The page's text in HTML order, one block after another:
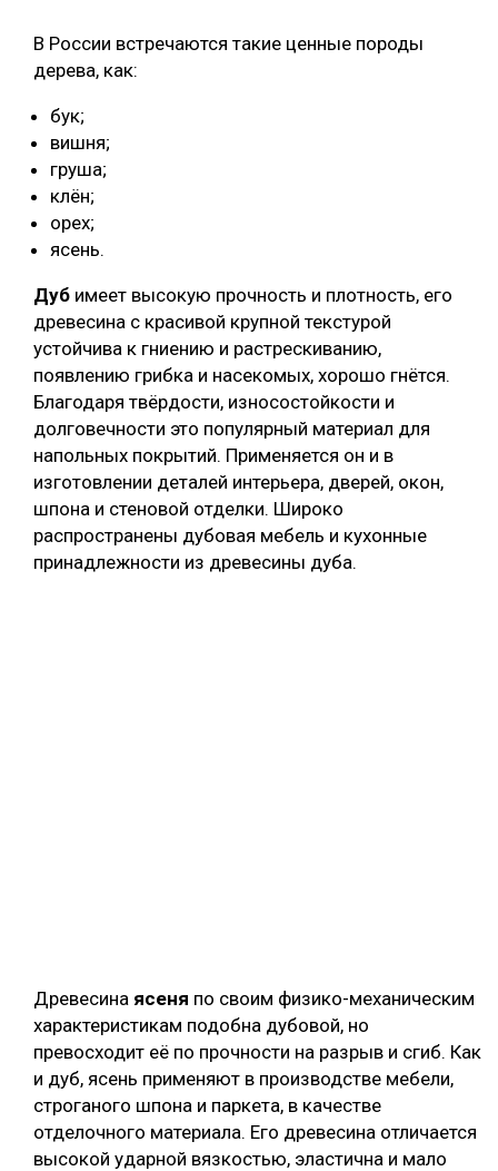
В России встречаются такие ценные породы
дерева, как:
бук;
вишня;
груша;
клён;
орех;
ясень.
Дуб имеет высокую прочность и плотность, его
древесина с красивой крупной текстурой
устойчива к гниению и растрескиванию,
появлению грибка и насекомых, хорошо гнётся.
Благодаря твёрдости, износостойкости и
долговечности это популярный материал для
напольных покрытий. Применяется он и в
изготовлении деталей интерьера, дверей, окон,
шпона и стеновой отделки. Широко
распространены дубовая мебель и кухонные
принадлежности из древесины дуба.
Древесина ясеня по своим физико-механическим
характеристикам подобна дубовой, но
превосходит её по прочности на разрыв и сгиб. Как
и дуб, ясень применяют в производстве мебели,
строганого шпона и паркета, в качестве
отделочного материала. Его древесина отличается
высокой ударной вязкостью, эластична и мало